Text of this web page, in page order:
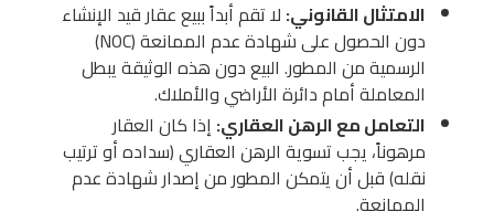
الامتثال القانوني: لا تقم أبداً ببيع عقار قيد الإنشاء
دون الحصول على شهادة عدم الممانعة (NOC)
الرسمية من المطور. البيع دون هذه الوثيقة يبطل
المعاملة أمام دائرة الأراضي والأملاك.
التعامل مع الرهن العقاري: إذا كان العقار
مرهوناً، يجب تسوية الرهن العقاري (سداده أو ترتيب
نقله) قبل أن يتمكن المطور من إصدار شهادة عدم
الممانعة.